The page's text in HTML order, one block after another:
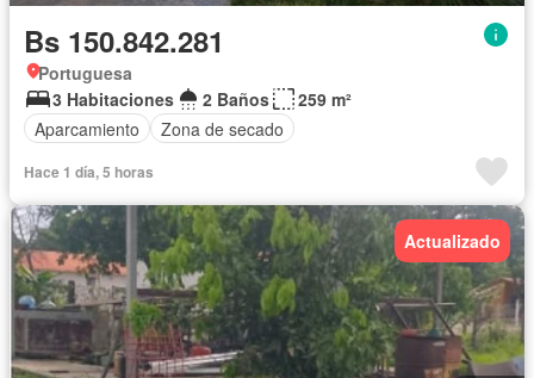
Bs 150.842.281
Portuguesa
3 Habitaciones
2 Baños
259 m²
Aparcamiento
Zona de secado
Hace 1 día, 5 horas
Actualizado